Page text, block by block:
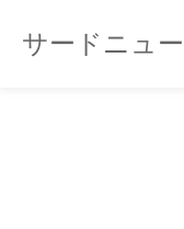
サードニュ